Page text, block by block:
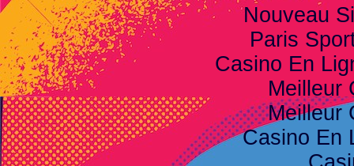
Nouveau
Paris
Casino En
Meilleur
Meilleur
Casino En